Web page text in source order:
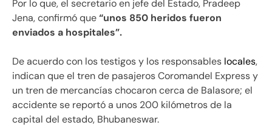
Por lo que, el secretario en jefe del Estado, Pradeep
Jena, confirmó que“unos 850 heridos fueron
enviados a hospitales”.
De acuerdo con los testigos y los responsables locales,
indican que el tren de pasajeros Coromandel Express y
un tren de mercancías chocaron cerca de Balasore; el
accidente se reportó a unos 200 kilómetros de la
capital del estado, Bhubaneswar.